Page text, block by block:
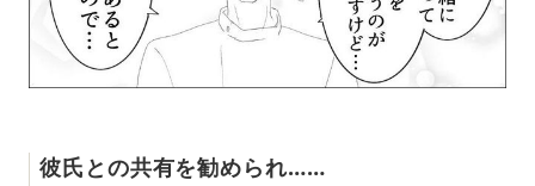
彼氏との共有を勧められ……